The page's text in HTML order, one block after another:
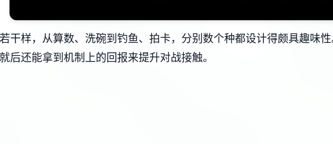
干样，从算数、洗碗到钓鱼、拍卡，分别数个种都设计得颇具趣味
后还能拿到机制上的回报来提升对战接触。